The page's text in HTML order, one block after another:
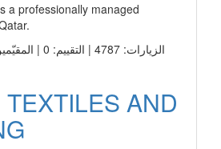
a professionally managed
الزيارات: 4787 | التقييم: 0 | المقيّمين: 0 | المدينة
AND